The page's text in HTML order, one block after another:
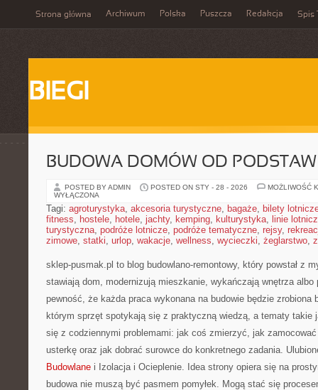
Strona główna Archiwum Polska Puszcza Redakcja Spis
BIEGI
BUDOWA DOMÓW OD PODSTAW
POSTED BY ADMIN POSTED ON STY - 28 - 2026
MOŻLIWOŚĆ
WYŁĄCZONA
Tagi: agroturystyka, akcesoria turystyczne, bagaże, bilety
fitness, hostele, hotele, jachty, kemping, kulturystyka, linie
turystyczna, podróże lotnicze, podróże tematyczne, rejsy,
zimowe, statki, urlop, wakacje, wellness, wycieczki, żeglarstwo,
sklep-pusmak.pl to blog budowlano-remontowy, który powstał z
stawiają dom, modernizują mieszkanie, wykańczają wnętrza albo
pewność, że każda praca wykonana na budowie będzie zrobiona
którym sprzęt spotykają się z praktyczną wiedzą, a tematy takie
się z codziennymi problemami: jak coś zmierzyć, jak
usterkę oraz jak dobrać surowce do konkretnego zadania.
Budowlane i Izolacja i Ocieplenie. Idea strony opiera się na
budowa nie muszą być pasmem pomyłek. Mogą stać się